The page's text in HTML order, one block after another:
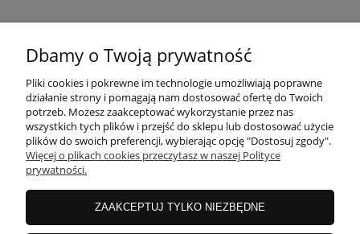
MOJE KONTO
PŁATNOŚCI I DOSTAWA
INFORMACJE
Dbamy o Twoją prywatność
Pliki cookies i pokrewne im technologie umożliwiają poprawne
działanie strony i pomagają nam dostosować ofertę do Twoich
potrzeb. Możesz zaakceptować wykorzystanie przez nas
wszystkich tych plików i przejść do sklepu lub dostosować użycie
plików do swoich preferencji, wybierając opcję "Dostosuj zgody".
Więcej o plikach cookies przeczytasz w naszej Polityce
prywatności.
ZAAKCEPTUJ TYLKO NIEZBĘDNE